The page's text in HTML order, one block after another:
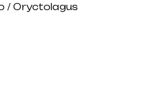
/ Oryctolagus